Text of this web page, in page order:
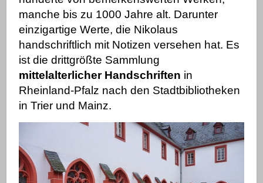
manche bis zu 1000 Jahre alt. Darunter
einzigartige Werte, die Nikolaus
handschriftlich mit Notizen versehen hat. Es
ist die drittgrößte Sammlung
mittelalterlicher Handschriften in
Rheinland-Pfalz nach den Stadtbibliotheken
in Trier und Mainz.